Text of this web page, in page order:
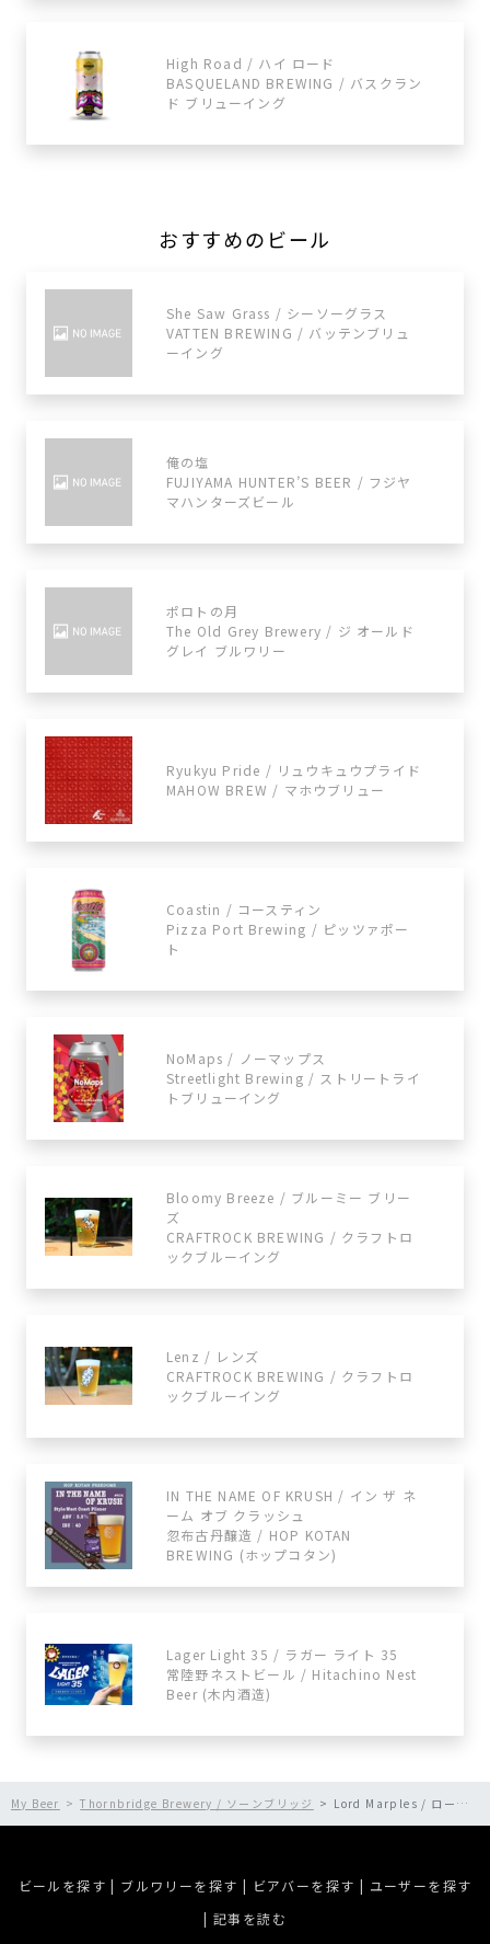
High Road / ハイ ロード
BASQUELAND BREWING / バスクラン
ド ブリューイング
おすすめのビール
She Saw Grass / シーソーグラス
VATTEN BREWING / バッテンブリュ
ーイング
俺の塩
FUJIYAMA HUNTER’S BEER / フジヤ
マハンターズビール
ポロトの月
The Old Grey Brewery / ジ オールド
グレイ ブルワリー
Ryukyu Pride / リュウキュウプライド
MAHOW BREW / マホウブリュー
Coastin / コースティン
Pizza Port Brewing / ​​ピッツァポー
ト
NoMaps / ノーマップス
Streetlight Brewing / ストリートライ
トブリューイング
Bloomy Breeze / ブルーミー ブリー
ズ
CRAFTROCK BREWING / クラフトロ
ックブルーイング
Lenz / レンズ
CRAFTROCK BREWING / クラフトロ
ックブルーイング
IN THE NAME OF KRUSH / イン ザ ネ
ーム オブ クラッシュ
忽布古丹醸造 / HOP KOTAN
BREWING (ホップコタン)
Lager Light 35 / ラガー ライト 35
常陸野ネストビール / Hitachino Nest
Beer (木内酒造)
My Beer Thornbridge Brewery / ソーンブリッジ Lord Marples / ロード マープル
ビールを探す | ブルワリーを探す | ビアバーを探す | ユーザーを探す
| 記事を読む